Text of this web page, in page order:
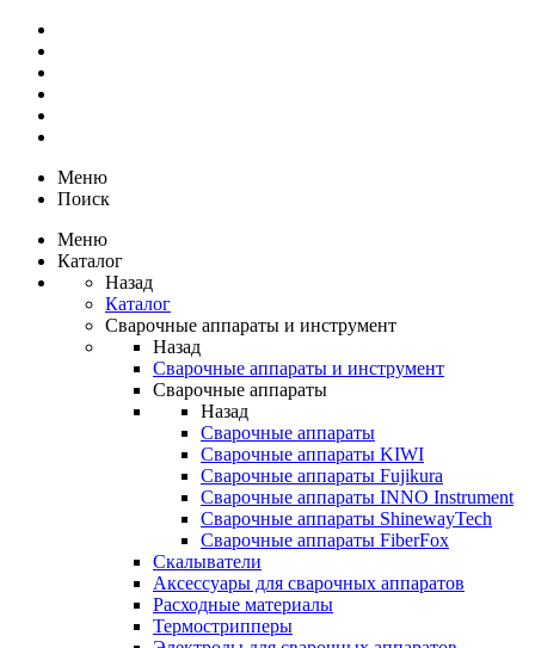
Меню
Поиск
Меню
Каталог
Назад
Каталог
Сварочные аппараты и инструмент
Назад
Сварочные аппараты и инструмент
Сварочные аппараты
Назад
Сварочные аппараты
Сварочные аппараты KIWI
Сварочные аппараты Fujikura
Сварочные аппараты INNO Instrument
Сварочные аппараты ShinewayTech
Cварочные аппараты FiberFox
Скалыватели
Аксессуары для сварочных аппаратов
Расходные материалы
Термострипперы